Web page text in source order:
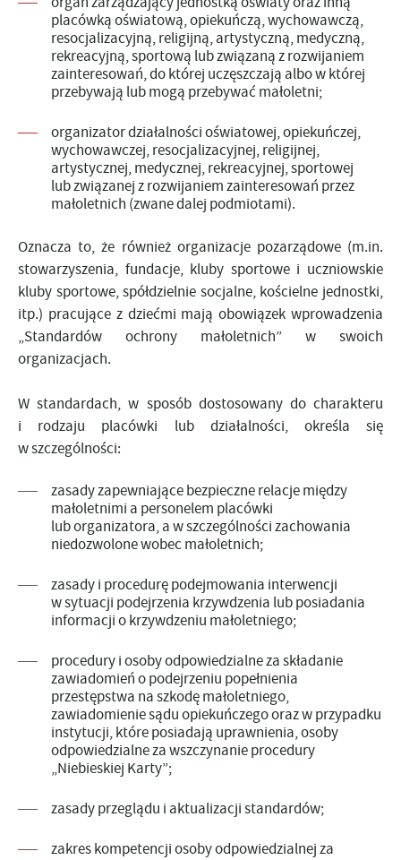
placówką oświatową, opiekuńczą, wychowawczą,
resocjalizacyjną, religijną, artystyczną, medyczną,
rekreacyjną, sportową lub związaną z rozwijaniem
zainteresowań, do której uczęszczają albo w której
przebywają lub mogą przebywać małoletni;
organizator działalności oświatowej, opiekuńczej,
wychowawczej, resocjalizacyjnej, religijnej,
artystycznej, medycznej, rekreacyjnej, sportowej
lub związanej z rozwijaniem zainteresowań przez
małoletnich (zwane dalej podmiotami).
Oznacza to, że również organizacje pozarządowe (m.in.
stowarzyszenia, fundacje, kluby sportowe i uczniowskie
kluby sportowe, spółdzielnie socjalne, kościelne jednostki,
itp.) pracujące z dziećmi mają obowiązek wprowadzenia
„Standardów ochrony małoletnich” w swoich
organizacjach.
W standardach, w sposób dostosowany do charakteru
i rodzaju placówki lub działalności, określa się
w szczególności:
zasady zapewniające bezpieczne relacje między
małoletnimi a personelem placówki
lub organizatora, a w szczególności zachowania
niedozwolone wobec małoletnich;
zasady i procedurę podejmowania interwencji
w sytuacji podejrzenia krzywdzenia lub posiadania
informacji o krzywdzeniu małoletniego;
procedury i osoby odpowiedzialne za składanie
zawiadomień o podejrzeniu popełnienia
przestępstwa na szkodę małoletniego,
zawiadomienie sądu opiekuńczego oraz w przypadku
instytucji, które posiadają uprawnienia, osoby
odpowiedzialne za wszczynanie procedury
„Niebieskiej Karty”;
zasady przeglądu i aktualizacji standardów;
zakres kompetencji osoby odpowiedzialnej za